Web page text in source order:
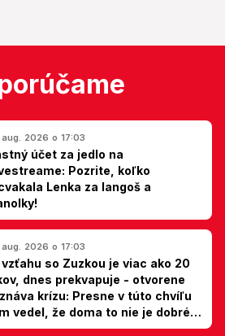
2026 o 17:03
účet za jedlo na
Pozrite, koľko
Lenka za langoš a
2026 o 17:03
vzťahu so Zuzkou je viac ako 20
dnes prekvapuje - otvorene
krízu: Presne v túto chvíľu
vedel, že doma to nie je dobré,
Milan Ondrík